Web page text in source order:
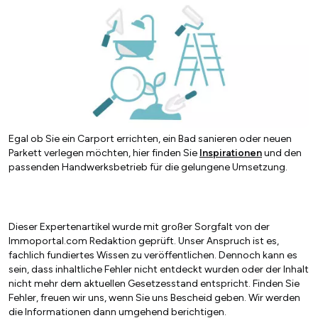
Egal ob Sie ein Carport errichten, ein Bad sanieren oder neuen
Parkett verlegen möchten, hier finden Sie Inspirationenund den
passenden Handwerksbetrieb für die gelungene Umsetzung.
Dieser Expertenartikel wurde mit großer Sorgfalt von der
Immoportal.com Redaktion geprüft. Unser Anspruch ist es,
fachlich fundiertes Wissen zu veröffentlichen. Dennoch kann es
sein, dass inhaltliche Fehler nicht entdeckt wurden oder der Inhalt
nicht mehr dem aktuellen Gesetzesstand entspricht. Finden Sie
Fehler, freuen wir uns, wenn Sie uns Bescheid geben. Wir werden
die Informationen dann umgehend berichtigen.